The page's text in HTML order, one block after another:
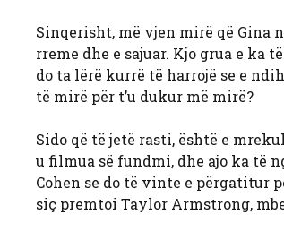
Sinqerisht, më vjen mirë që Gina
rreme dhe e sajuar. Kjo grua e ka
do ta lërë kurrë të harrojë se e
të mirë për t’u dukur më mirë?
Sido që të jetë rasti, është e
u filmua së fundmi, dhe ajo ka të
Cohen se do të vinte e përgatitur
siç premtoi Taylor Armstrong,